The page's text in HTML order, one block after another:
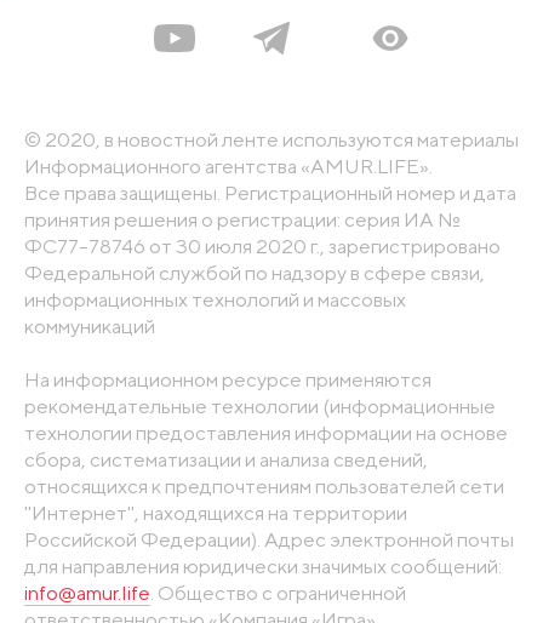
© 2020, в новостной ленте используются материалы
Информационного агентства «AMUR.LIFE».
Все права защищены. Регистрационный номер и дата
принятия решения о регистрации: серия ИА №
ФС77-78746 от 30 июля 2020 г., зарегистрировано
Федеральной службой по надзору в сфере связи,
информационных технологий и массовых
коммуникаций
На информационном ресурсе применяются
рекомендательные технологии (информационные
технологии предоставления информации на основе
сбора, систематизации и анализа сведений,
относящихся к предпочтениям пользователей сети
"Интернет", находящихся на территории
Российской Федерации). Адрес электронной почты
для направления юридически значимых сообщений:
info@amur.life . Общество с ограниченной